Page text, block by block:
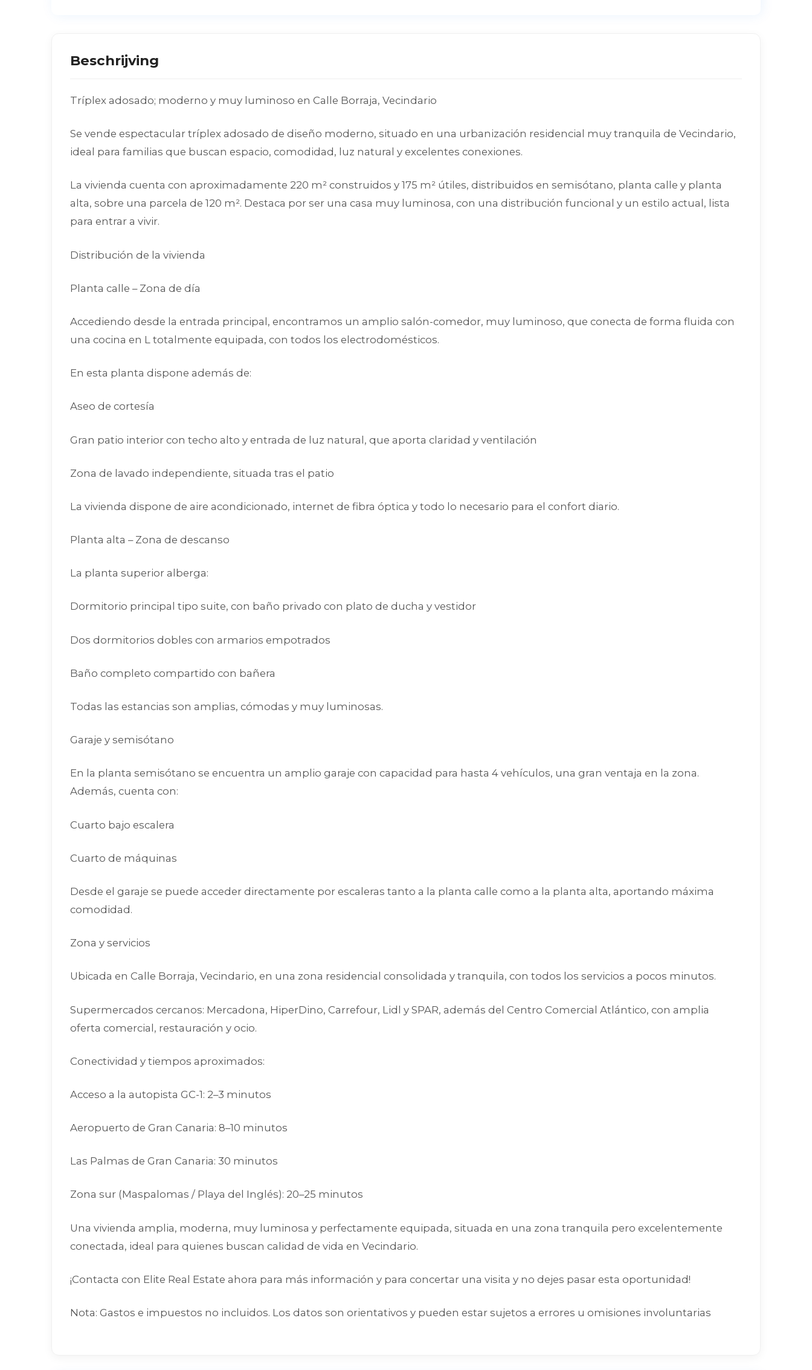
Beschrijving
Tríplex adosado; moderno y muy luminoso en Calle Borraja, Vecindario
Se vende espectacular tríplex adosado de diseño moderno, situado en una urbanización residencial muy tranquila de Vecindario,
ideal para familias que buscan espacio, comodidad, luz natural y excelentes conexiones.
La vivienda cuenta con aproximadamente 220 m² construidos y 175 m² útiles, distribuidos en semisótano, planta calle y planta
alta, sobre una parcela de 120 m². Destaca por ser una casa muy luminosa, con una distribución funcional y un estilo actual, lista
para entrar a vivir.
Distribución de la vivienda
Planta calle – Zona de día
Accediendo desde la entrada principal, encontramos un amplio salón-comedor, muy luminoso, que conecta de forma fluida con
una cocina en L totalmente equipada, con todos los electrodomésticos.
En esta planta dispone además de:
Aseo de cortesía
Gran patio interior con techo alto y entrada de luz natural, que aporta claridad y ventilación
Zona de lavado independiente, situada tras el patio
La vivienda dispone de aire acondicionado, internet de fibra óptica y todo lo necesario para el confort diario.
Planta alta – Zona de descanso
La planta superior alberga:
Dormitorio principal tipo suite, con baño privado con plato de ducha y vestidor
Dos dormitorios dobles con armarios empotrados
Baño completo compartido con bañera
Todas las estancias son amplias, cómodas y muy luminosas.
Garaje y semisótano
En la planta semisótano se encuentra un amplio garaje con capacidad para hasta 4 vehículos, una gran ventaja en la zona.
Además, cuenta con:
Cuarto bajo escalera
Cuarto de máquinas
Desde el garaje se puede acceder directamente por escaleras tanto a la planta calle como a la planta alta, aportando máxima
comodidad.
Zona y servicios
Ubicada en Calle Borraja, Vecindario, en una zona residencial consolidada y tranquila, con todos los servicios a pocos minutos.
Supermercados cercanos: Mercadona, HiperDino, Carrefour, Lidl y SPAR, además del Centro Comercial Atlántico, con amplia
oferta comercial, restauración y ocio.
Conectividad y tiempos aproximados:
Acceso a la autopista GC-1: 2–3 minutos
Aeropuerto de Gran Canaria: 8–10 minutos
Las Palmas de Gran Canaria: 30 minutos
Zona sur (Maspalomas / Playa del Inglés): 20–25 minutos
Una vivienda amplia, moderna, muy luminosa y perfectamente equipada, situada en una zona tranquila pero excelentemente
conectada, ideal para quienes buscan calidad de vida en Vecindario.
¡Contacta con Elite Real Estate ahora para más información y para concertar una visita y no dejes pasar esta oportunidad!
Nota: Gastos e impuestos no incluidos. Los datos son orientativos y pueden estar sujetos a errores u omisiones involuntarias